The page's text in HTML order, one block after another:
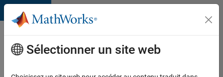
Passer au contenu
Votre
carrière
chez
Sélectionner un site web